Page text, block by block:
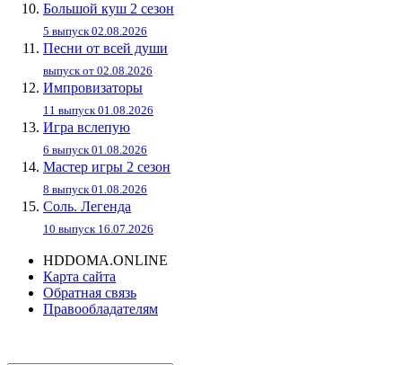
Большой куш 2 сезон
5 выпуск 02.08.2026
Песни от всей души
выпуск от 02.08.2026
Импровизаторы
11 выпуск 01.08.2026
Игра вслепую
6 выпуск 01.08.2026
Мастер игры 2 сезон
8 выпуск 01.08.2026
Соль. Легенда
10 выпуск 16.07.2026
HDDOMA.ONLINE
Карта сайта
Обратная связь
Правообладателям